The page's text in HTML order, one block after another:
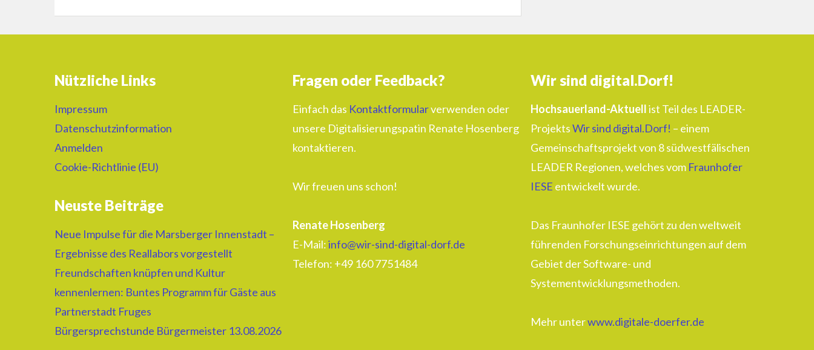
Nützliche Links
Impressum
Datenschutzinformation
Anmelden
Cookie-Richtlinie (EU)
Neuste Beiträge
Neue Impulse für die Marsberger Innenstadt –
Ergebnisse des Reallabors vorgestellt
Freundschaften knüpfen und Kultur
kennenlernen: Buntes Programm für Gäste aus
Partnerstadt Fruges
Bürgersprechstunde Bürgermeister 13.08.2026
Fragen oder Feedback?
Einfach das Kontaktformularverwenden oder
unsere Digitalisierungspatin Renate Hosenberg
kontaktieren.
Wir freuen uns schon!
Renate Hosenberg
E-Mail:info@wir-sind-digital-dorf.de
Telefon: ‭+49 160 7751484‬
Wir sind digital.Dorf!
Hochsauerland-Aktuellist Teil des LEADER-
ProjektsWir sind digital.Dorf! – einem
Gemeinschaftsprojekt von 8 südwestfälischen
LEADER Regionen, welches vom Fraunhofer
IESE entwickelt wurde.
Das Fraunhofer IESE gehört zu den weltweit
führenden Forschungseinrichtungen auf dem
Gebiet der Software- und
Systementwicklungsmethoden.
Mehr unterwww.digitale-doerfer.de